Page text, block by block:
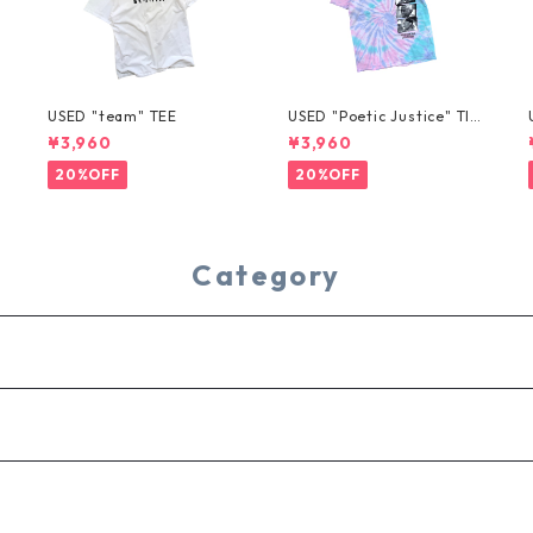
USED "team" TEE
¥3,960
20%OFF
USED "Poetic Justice" TIE
-DYE TEE
¥3,960
20%OFF
Category